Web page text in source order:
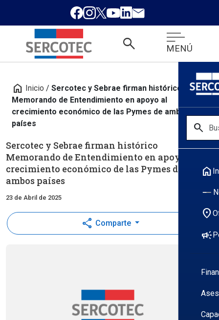
search MENÚ
search
home
location_on
campaign
home Inicio / Sercotec y Sebrae firman histórico
Memorando de Entendimiento en apoyo al
crecimiento económico de las Pymes de ambos
países
Sercotec y Sebrae firman histórico
Memorando de Entendimiento en apoyo al
crecimiento económico de las Pymes de
ambos países
23 de Abril de 2025
share Comparte